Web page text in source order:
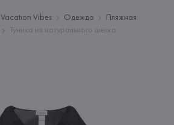
Vacation Vibes Одежда
Пляжная
Туника из натурального шелка